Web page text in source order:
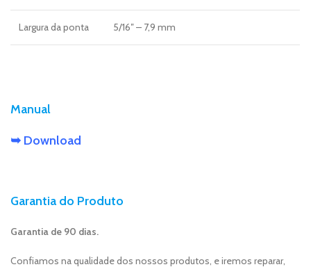
Largura da ponta 5/16″ – 7,9 mm
Manual
➥ Download
Garantia do Produto
Garantia de 90 dias.
Confiamos na qualidade dos nossos produtos, e iremos reparar,